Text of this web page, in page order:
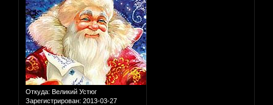
Откуда: Великий Устюг
Зарегистрирован: 2013-03-27